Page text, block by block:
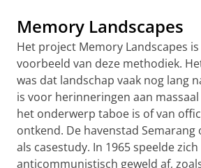
Memory Landscapes
Het project Memory Landscapes
voorbeeld van deze methodiek.
was dat landschap vaak nog lang
is voor herinneringen aan
het onderwerp taboe is of van
ontkend. De havenstad Semarang
als casestudy. In 1965 speelde
anticommunistisch geweld af,